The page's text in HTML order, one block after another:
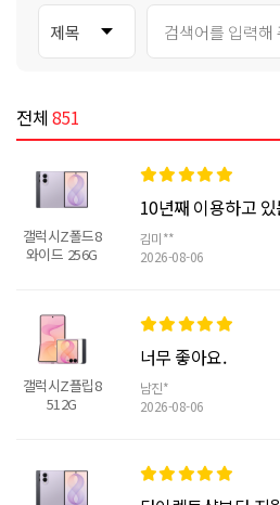
전체 851
갤럭시Z폴드8
와이드 256G
김미**
2026-08-06
갤럭시Z플립8
512G
너무 좋아요.
남진*
2026-08-06